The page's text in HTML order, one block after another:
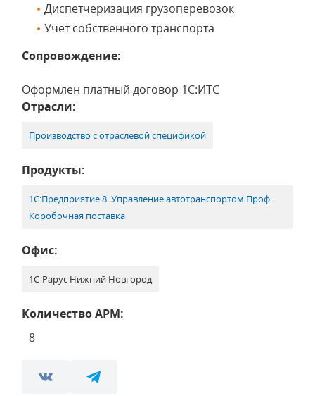
Диспетчеризация грузоперевозок
Учет собственного транспорта
Сопровождение:
Оформлен платный договор 1С:ИТС
Отрасли:
Производство с отраслевой спецификой
Продукты:
1С:Предприятие 8. Управление автотранспортом Проф.
Коробочная поставка
Офис:
1С-Рарус Нижний Новгород
Количество АРМ:
8